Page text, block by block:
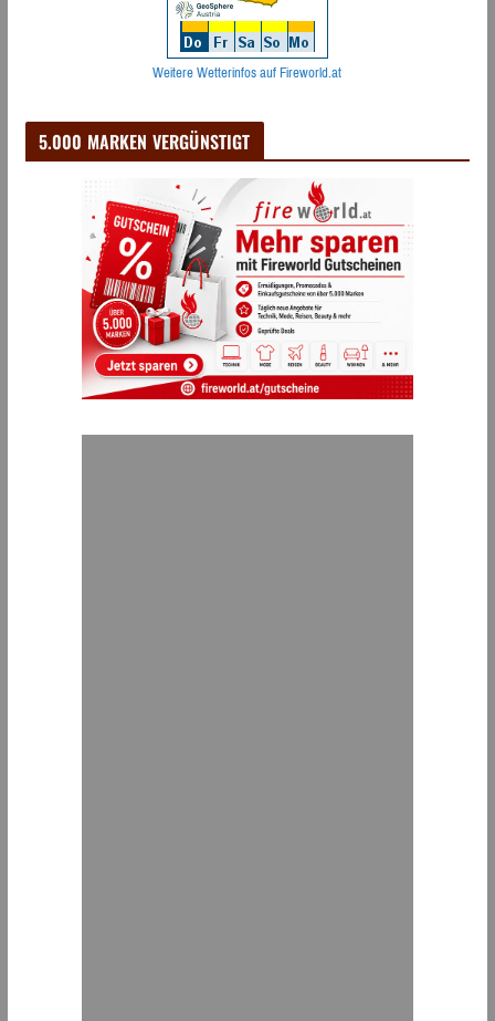
Weitere Wetterinfos auf Fireworld.at
5.000 MARKEN VERGÜNSTIGT